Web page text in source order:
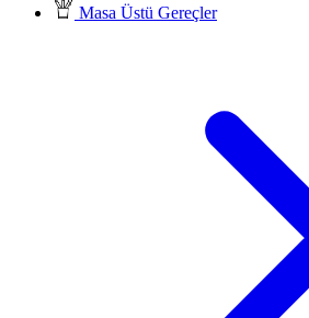
Masa Üstü Gereçler